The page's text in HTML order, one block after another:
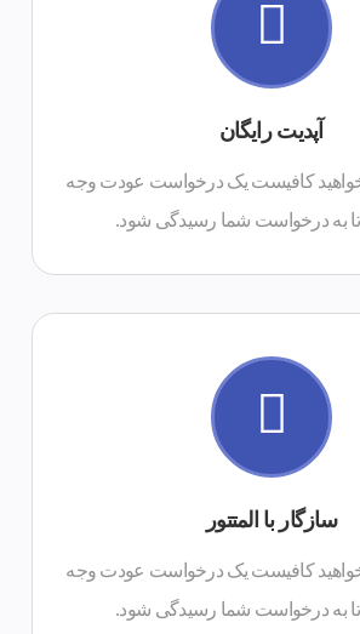
آپدیت رایگان
کافیست یک درخواست عودت وجه
تا به درخواست شما رسیدگی شود.
دموهای جدید
کافیست یک درخواست عودت وجه
تا به درخواست شما رسیدگی شود.
درخواست تیکت پشتیبانی
سازگار با المتتور
کافیست یک درخواست عودت وجه
تا به درخواست شما رسیدگی شود.
دموهای جدید
کافیست یک درخواست عودت وجه
تا به درخواست شما رسیدگی شود.
درخواست تیکت پشتیبانی